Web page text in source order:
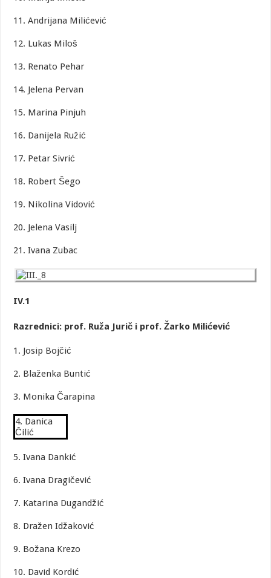
11. Andrijana Milićević
12. Lukas Miloš
13. Renato Pehar
14. Jelena Pervan
15. Marina Pinjuh
16. Danijela Ružić
17. Petar Sivrić
18. Robert Šego
19. Nikolina Vidović
20. Jelena Vasilj
21. Ivana Zubac
IV.1
Razrednici: prof. Ruža Jurič i prof. Žarko Milićević
1. Josip Bojčić
2. Blaženka Buntić
3. Monika Čarapina
4. Danica
Čilić
5. Ivana Dankić
6. Ivana Dragičević
7. Katarina Dugandžić
8. Dražen Idžaković
9. Božana Krezo
10. David Kordić